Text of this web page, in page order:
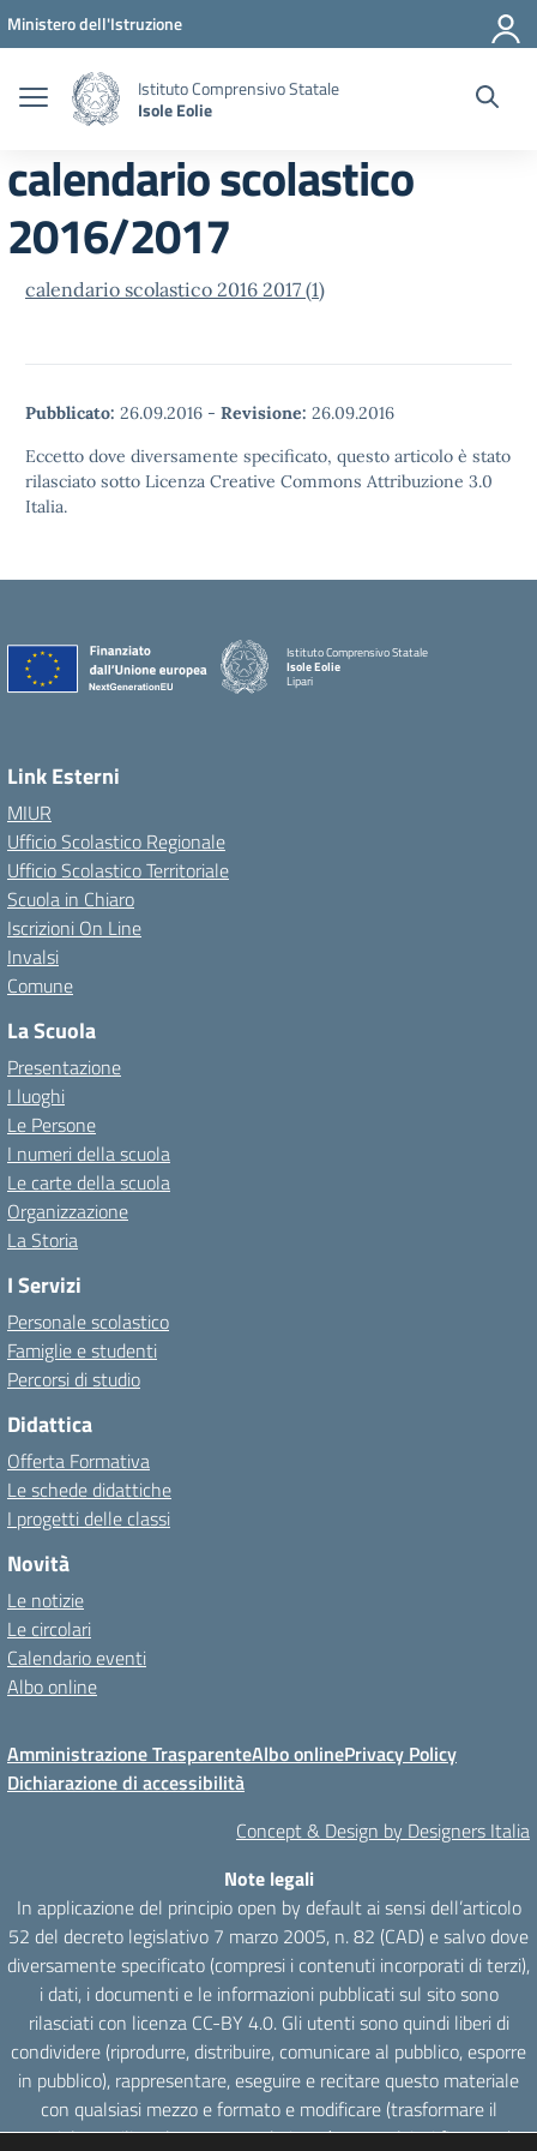
Vai ai contenuti
Vai al menu di navigazione
Vai al footer
Ministero dell'Istruzione
Istituto Comprensivo Statale
Isole Eolie
calendario scolastico
2016/2017
calendario scolastico 2016 2017 (1)
Pubblicato: 26.09.2016 - Revisione: 26.09.2016
Eccetto dove diversamente specificato, questo articolo è stato
rilasciato sotto Licenza Creative Commons Attribuzione 3.0
Italia.
Istituto Comprensivo Statale
Isole Eolie
Lipari
Link Esterni
MIUR
Ufficio Scolastico Regionale
Ufficio Scolastico Territoriale
Scuola in Chiaro
Iscrizioni On Line
Invalsi
Comune
La Scuola
Presentazione
I luoghi
Le Persone
I numeri della scuola
Le carte della scuola
Organizzazione
La Storia
I Servizi
Personale scolastico
Famiglie e studenti
Percorsi di studio
Didattica
Offerta Formativa
Le schede didattiche
I progetti delle classi
Novità
Le notizie
Le circolari
Calendario eventi
Albo online
Amministrazione TrasparenteAlbo onlinePrivacy Policy
Dichiarazione di accessibilità
Concept & Design by Designers Italia
Note legali
In applicazione del principio open by default ai sensi dell’articolo
52 del decreto legislativo 7 marzo 2005, n. 82 (CAD) e salvo dove
diversamente specificato (compresi i contenuti incorporati di terzi),
i dati, i documenti e le informazioni pubblicati sul sito sono
rilasciati con licenza CC-BY 4.0. Gli utenti sono quindi liberi di
condividere (riprodurre, distribuire, comunicare al pubblico, esporre
in pubblico), rappresentare, eseguire e recitare questo materiale
con qualsiasi mezzo e formato e modificare (trasformare il
materiale e utilizzarlo per opere derivate) per qualsiasi fine, anche